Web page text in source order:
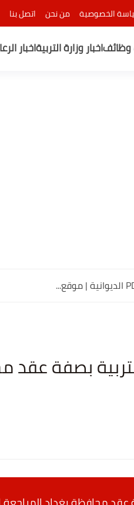
الخصوصية من نحن اتصل بنا
وظائفاخبار وزارة التربيةاخبار
بصفة